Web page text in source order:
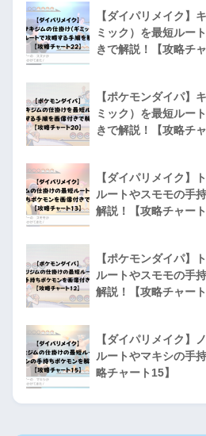
【ダイパリメイク】
ミック）を最短ルー
きで解説！【攻略チャ
【ポケモンダイパ】
ミック）を最短ルー
きで解説！【攻略チャ
【ダイパリメイク】
ルートやスモモの手
解説！【攻略チャート
【ポケモンダイパ】
ルートやスモモの手
解説！【攻略チャート
【ダイパリメイク】
ルートやマキシの手
略チャート15】